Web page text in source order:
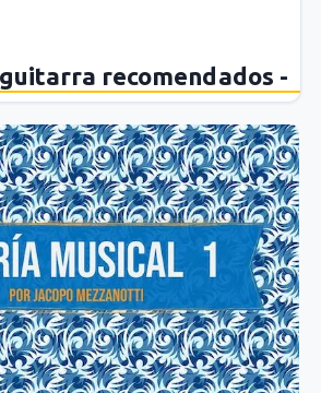
recomendados -